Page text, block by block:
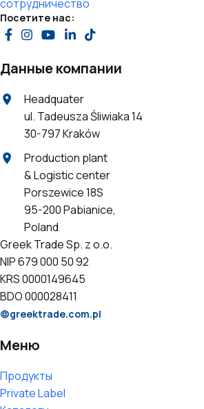
сотрудничество
Посетите нас:
Данные компании
Headquater
ul. Tadeusza Śliwiaka 14
30-797 Kraków
Production plant
& Logistic center
Porszewice 18S
95-200 Pabianice,
Poland
Greek Trade Sp. z o.o.
NIP 679 000 50 92
KRS 0000149645
BDO 000028411
greektrade.com.pl
Меню
Продукты
Private Label